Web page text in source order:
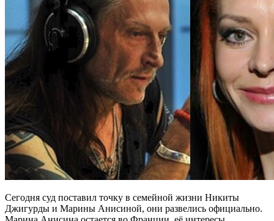
Сегодня суд поставил точку в семейной жизни Никиты
Джигурды и Марины Анисиной, они развелись официально.